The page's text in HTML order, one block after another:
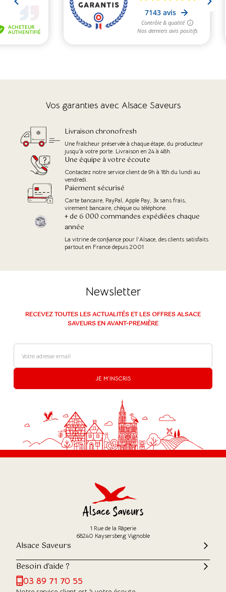
Vos garanties avec Alsace Saveurs
Livraison chronofresh
Une fraîcheur préservée à chaque étape, du producteur
jusqu'à votre porte. Livraison en 24 à 48h.
Une équipe à votre écoute
Contactez notre service client de 9h à 18h du lundi au
vendredi.
Paiement sécurisé
Carte bancaire, PayPal, Apple Pay, 3x sans frais,
virement bancaire, chèque ou téléphone.
+ de 6 000 commandes expédiées chaque
année
La vitrine de confiance pour l’Alsace, des clients satisfaits
partout en France depuis 2001
Newsletter
RECEVEZ TOUTES LES ACTUALITÉS ET LES OFFRES ALSACE
SAVEURS EN AVANT-PREMIÈRE
JE M'INSCRIS
1 Rue de la Râperie
68240 Kaysersberg Vignoble
Alsace Saveurs
Besoin d'aide ?
03 89 71 70 55